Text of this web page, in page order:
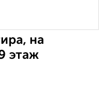
на
этаж